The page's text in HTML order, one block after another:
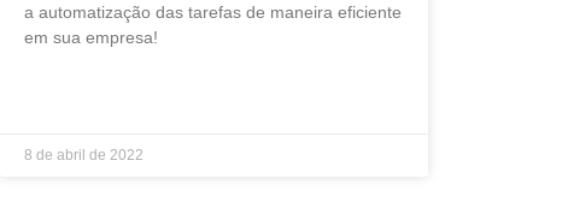
a automatização das tarefas de maneira eficiente
em sua empresa!
8 de abril de 2022